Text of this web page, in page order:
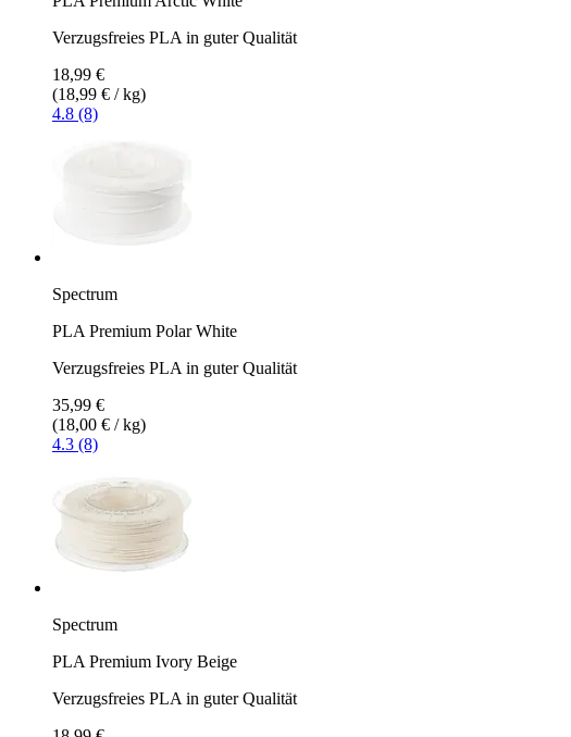
Verzugsfreies PLA in guter Qualität
18,99 €
(18,99 € / kg)
4.8 (8)
Spectrum
PLA Premium Polar White
Verzugsfreies PLA in guter Qualität
35,99 €
(18,00 € / kg)
4.3 (8)
Spectrum
PLA Premium Ivory Beige
Verzugsfreies PLA in guter Qualität